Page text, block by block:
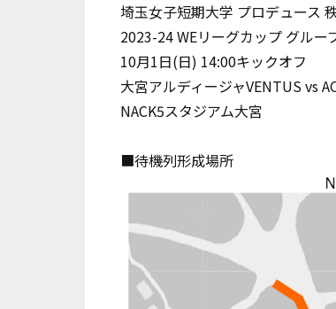
埼玉女子短期大学 プロデュース
2023-24 WEリーグカップ グルー
10月1日(日) 14:00キックオフ
大宮アルディージャVENTUS vs
NACK5スタジアム大宮
■待機列形成場所